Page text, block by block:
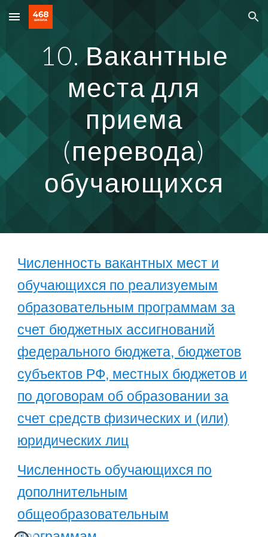
Skip to main content Skip to navigation
10. Вакантные
места для
приема
(перевода)
обучающихся
Численность вакантных мест и
обучающихся по реализуемым
образовательным программам за
счет бюджетных ассигнований
федерального бюджета, бюджетов
субъектов РФ, местных бюджетов и
по договорам об образовании за
счет средств физических и (или)
юридических лиц
Численность обучающихся по
дополнительным
общеобразовательным